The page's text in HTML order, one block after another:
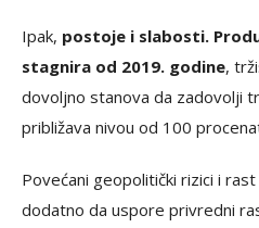
Ipak, postoje i slabosti.
stagnira od 2019. godine,
dovoljno stanova da zadovolji
približava nivou od 100
Povećani geopolitički rizici i
dodatno da uspore privredni